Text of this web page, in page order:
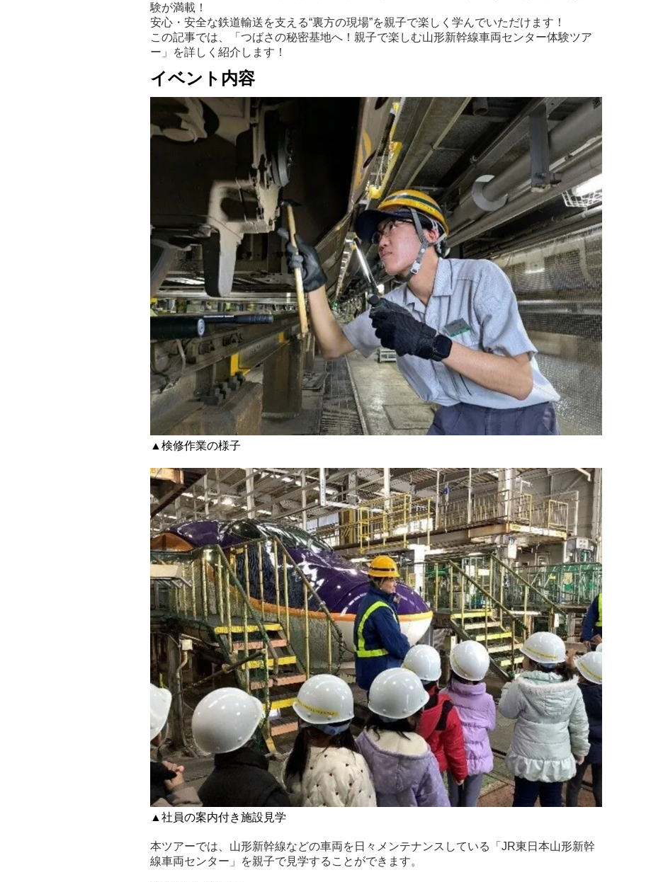
験が満載！
安心・安全な鉄道輸送を支える“裏方の現場”を親子で楽しく学んでいただけます！
この記事では、「つばさの秘密基地へ！親子で楽しむ山形新幹線車両センター体験ツア
ー」を詳しく紹介します！
イベント内容
▲検修作業の様子
▲社員の案内付き施設見学
本ツアーでは、山形新幹線などの車両を日々メンテナンスしている「JR東日本山形新幹
線車両センター」を親子で見学することができます。